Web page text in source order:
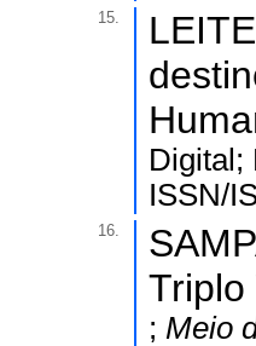
15.
Digital;
ISSN/
16.
Triplo
; Meio